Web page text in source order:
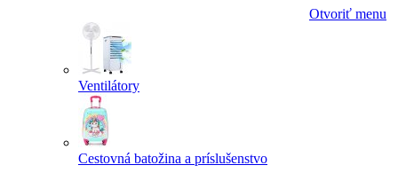
Otvoriť menu
Ventilátory
Cestovná batožina a príslušenstvo